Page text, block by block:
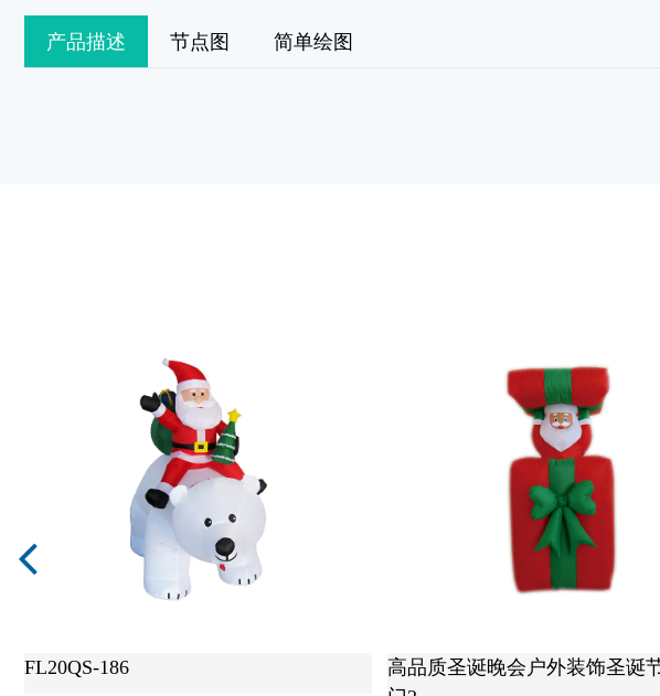
产品描述 节点图 简单绘图
诞节充气拱
高品质圣诞晚会户外装饰圣诞节充气拱
老人屋 类型: 圣诞装